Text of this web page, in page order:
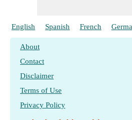
English Spanish French
About
Contact
Disclaimer
Terms of Use
Privacy Policy